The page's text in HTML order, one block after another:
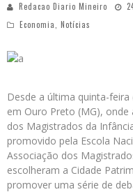
Redacao Diario Mineiro
Economia
Notícias
Desde a última quinta-
em Ouro Preto (MG),
dos Magistrados da
promovido pela Escola
Associação dos
escolheram a Cidade
promover uma série de